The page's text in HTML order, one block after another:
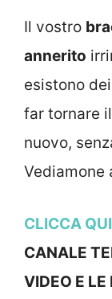
Il vostro
annerito
esistono
far tornare
nuovo,
Vediamone
CLICCA QUI
CANALE
VIDEO E LE